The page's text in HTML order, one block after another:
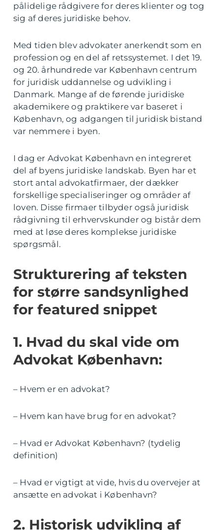
pålidelige rådgivere for deres klienter og tog
sig af deres juridiske behov.
Med tiden blev advokater anerkendt som en
profession og en del af retssystemet. I det 19.
og 20. århundrede var København centrum
for juridisk uddannelse og udvikling i
Danmark. Mange af de førende juridiske
akademikere og praktikere var baseret i
København, og adgangen til juridisk bistand
var nemmere i byen.
I dag er Advokat København en integreret
del af byens juridiske landskab. Byen har et
stort antal advokatfirmaer, der dækker
forskellige specialiseringer og områder af
loven. Disse firmaer tilbyder også juridisk
rådgivning til erhvervskunder og bistår dem
med at løse deres komplekse juridiske
spørgsmål.
Strukturering af teksten
for større sandsynlighed
for featured snippet
1. Hvad du skal vide om
Advokat København:
– Hvem er en advokat?
– Hvem kan have brug for en advokat?
– Hvad er Advokat København? (tydelig
definition)
– Hvad er vigtigt at vide, hvis du overvejer at
ansætte en advokat i København?
2. Historisk udvikling af